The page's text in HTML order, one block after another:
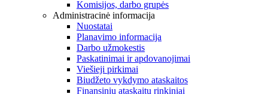
Komisijos, darbo grupės
Administracinė informacija
Nuostatai
Planavimo informacija
Darbo užmokestis
Paskatinimai ir apdovanojimai
Viešieji pirkimai
Biudžeto vykdymo ataskaitos
Finansinių ataskaitų rinkiniai